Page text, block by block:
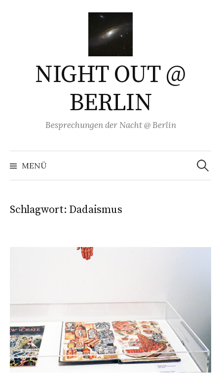
NIGHT OUT @
BERLIN
Besprechungen der Nacht @ Berlin
MENÜ
Suchen
nach:
Schlagwort: Dadaismus